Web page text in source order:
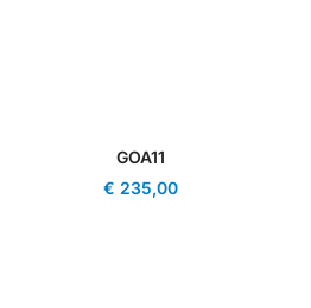
GOA11
€ 235,00